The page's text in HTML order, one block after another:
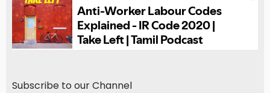
Subscribe to our Channel